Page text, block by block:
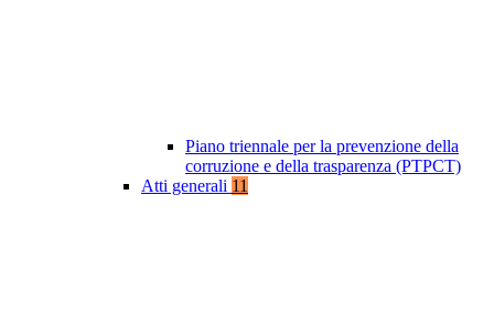
Piano triennale per la prevenzione della
corruzione e della trasparenza (PTPCT)
Atti generali 11